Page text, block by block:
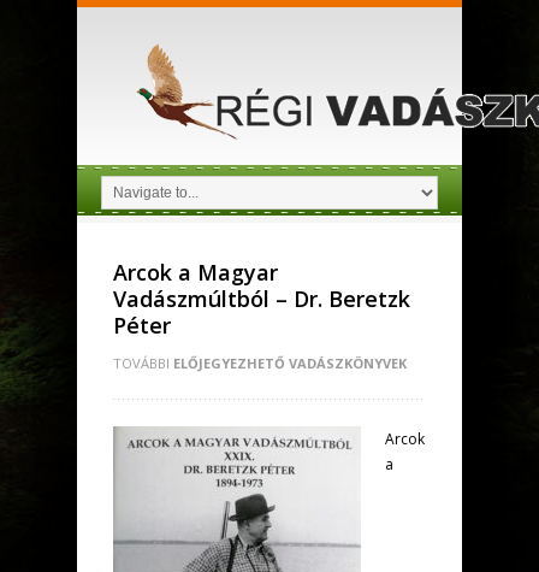
Arcok a Magyar
Vadászmúltból – Dr. Beretzk
Péter
TOVÁBBI ELŐJEGYEZHETŐ VADÁSZKÖNYVEK
Arcok
a